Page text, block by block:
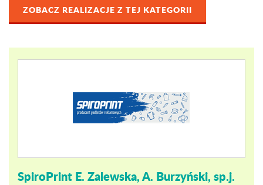
ZOBACZ REALIZACJE Z TEJ KATEGORII
SpiroPrint E. Zalewska, A. Burzyński, sp.j.